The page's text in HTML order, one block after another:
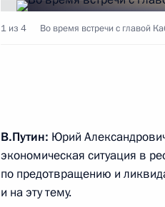
30 октября 2017 года,
Заседание Совета по
и правам человека
1 из 4 Во время встречи с главой
В.Путин: Юрий
экономическая ситуация в
по предотвращению и
и на эту тему.